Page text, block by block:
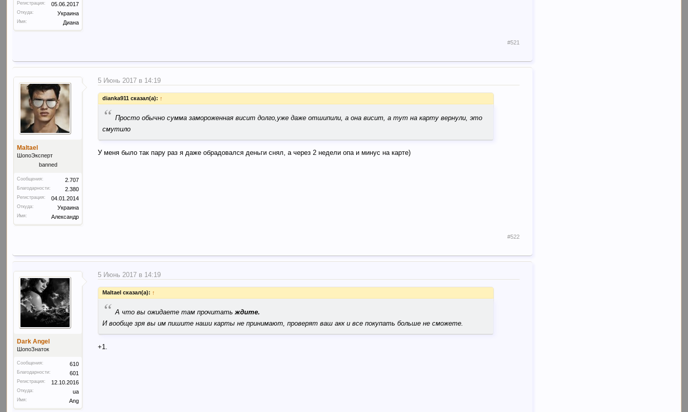
Регистрация: 05.06.2017
Откуда: Украина
Имя: Диана
#521
Maltael
ШопоЭксперт
banned
Сообщения: 2.707
Благодарности: 2.380
Регистрация: 04.01.2014
Откуда: Украина
Имя: Александр
5 Июнь 2017 в 14:19
dianka911 сказал(а): ↑
“ Просто обычно сумма замороженная висит долго,уже даже отшипили, а она висит, а тут на карту вернули, это
смутило
У меня было так пару раз я даже обрадовался деньги снял, а через 2 недели опа и минус на карте)
#522
Dark Angel
ШопоЗнаток
Сообщения: 610
Благодарности: 601
Регистрация: 12.10.2016
Откуда: ua
Имя: Ang
5 Июнь 2017 в 14:19
Maltael сказал(а): ↑
“ А что вы ожидаете там прочитатьждите.
И вообще зря вы им пишите наши карты не принимают, проверят ваш акк и все покупать больше не сможете.
+1.